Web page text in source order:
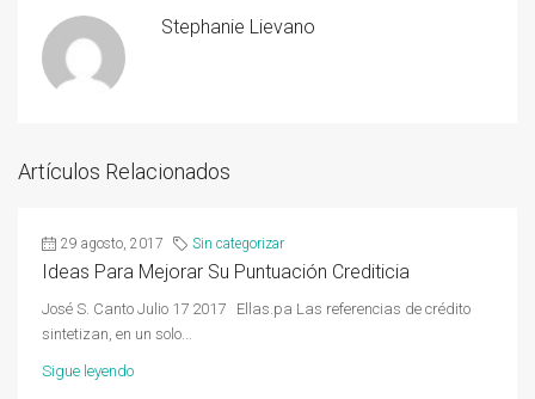
Stephanie Lievano
Artículos Relacionados
29 agosto, 2017 Sin categorizar
Ideas Para Mejorar Su Puntuación Crediticia
José S. Canto Julio 17 2017 Ellas.pa Las referencias de crédito
sintetizan, en un solo...
Sigue leyendo